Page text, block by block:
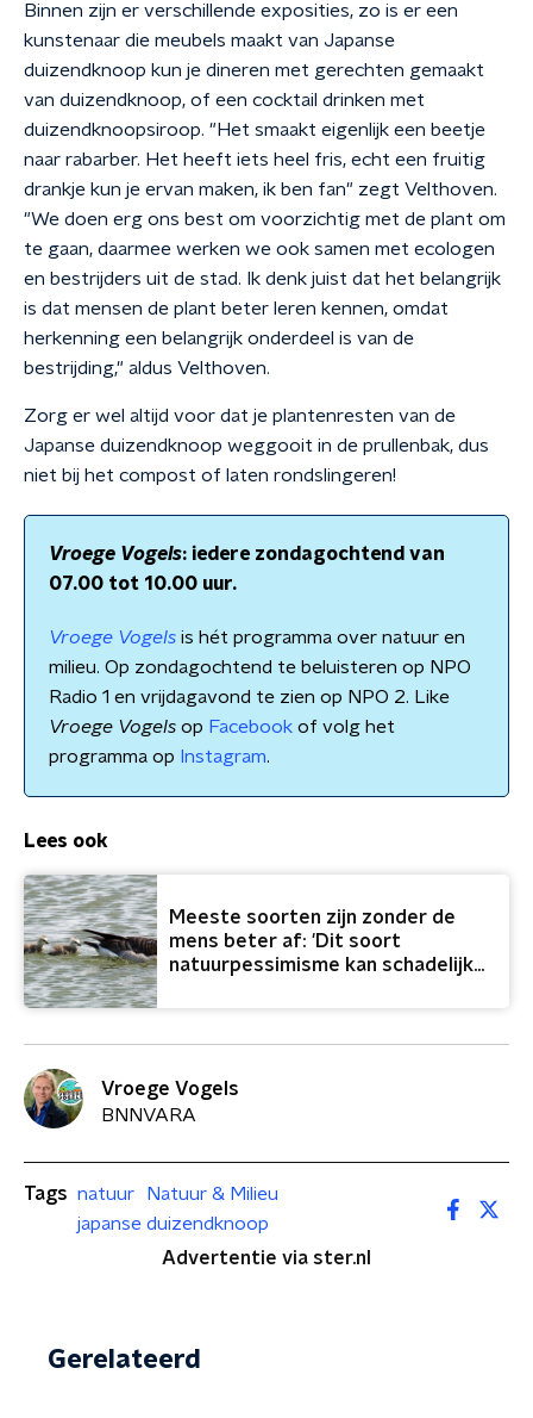
Binnen zijn er verschillende exposities, zo is er een
kunstenaar die meubels maakt van Japanse
duizendknoop kun je dineren met gerechten gemaakt
van duizendknoop, of een cocktail drinken met
duizendknoopsiroop. "Het smaakt eigenlijk een beetje
naar rabarber. Het heeft iets heel fris, echt een fruitig
drankje kun je ervan maken, ik ben fan" zegt Velthoven.
"We doen erg ons best om voorzichtig met de plant om
te gaan, daarmee werken we ook samen met ecologen
en bestrijders uit de stad. Ik denk juist dat het belangrijk
is dat mensen de plant beter leren kennen, omdat
herkenning een belangrijk onderdeel is van de
bestrijding," aldus Velthoven.
Zorg er wel altijd voor dat je plantenresten van de
Japanse duizendknoop weggooit in de prullenbak, dus
niet bij het compost of laten rondslingeren!
Vroege Vogels: iedere zondagochtend van
07.00 tot 10.00 uur.
Vroege Vogels is hét programma over natuur en
milieu. Op zondagochtend te beluisteren op NPO
Radio 1 en vrijdagavond te zien op NPO 2. Like
Vroege Vogels op Facebook of volg het
programma op Instagram.
Lees ook
Meeste soorten zijn zonder de
mens beter af: 'Dit soort
natuurpessimisme kan schadelijk
Vroege Vogels
BNNVARA
Tags natuur
Natuur & Milieu
japanse duizendknoop
Advertentie via ster.nl
Gerelateerd